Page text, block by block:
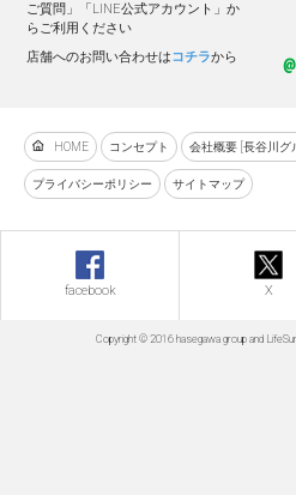
ご質問」「LINE公式アカウント」か
らご利用ください
店舗へのお問い合わせはコチラから
HOME コンセプト 会社概要 [長谷川グ
プライバシーポリシー サイトマップ
facebook X
Copyright © 2016 hasegawa group and